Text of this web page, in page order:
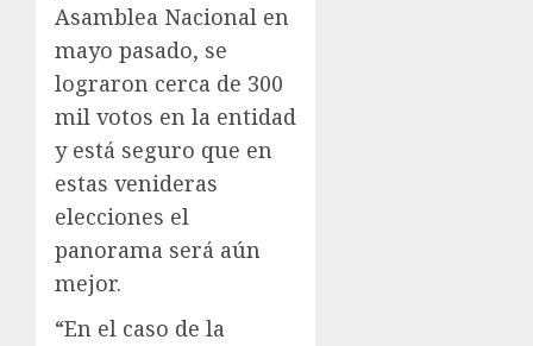
Asamblea Nacional en
mayo pasado, se
lograron cerca de 300
mil votos en la entidad
y está seguro que en
estas venideras
elecciones el
panorama será aún
mejor.
“En el caso de la